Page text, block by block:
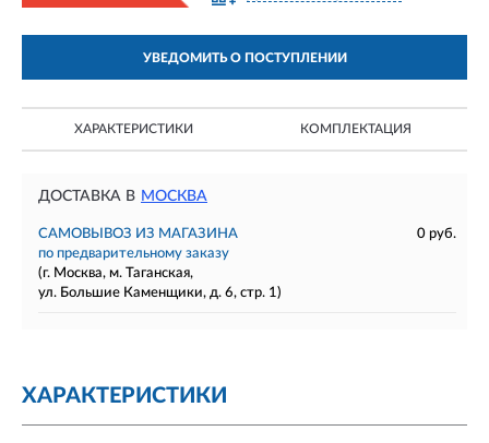
УВЕДОМИТЬ О ПОСТУПЛЕНИИ
ХАРАКТЕРИСТИКИ КОМПЛЕКТАЦИЯ
ДОСТАВКА В МОСКВА
САМОВЫВОЗ ИЗ МАГАЗИНА
0 руб.
по предварительному заказу
(г. Москва, м. Таганская,
ул. Большие Каменщики, д. 6, стр. 1)
ХАРАКТЕРИСТИКИ